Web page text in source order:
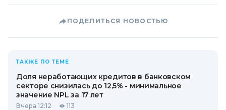
ПОДЕЛИТЬСЯ НОВОСТЬЮ
ТАКЖЕ ПО ТЕМЕ
Доля неработающих кредитов в банковском
секторе снизилась до 12,5% - минимальное
значение NPL за 17 лет
Вчера 12:12 113